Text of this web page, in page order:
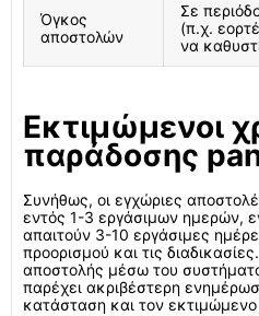
Όγκος
αποστολών
Σε
(π.χ.
να
Εκτιμώμενοι
παράδοσης
Συνήθως, οι εγχώριες
εντός 1-3 εργάσιμων ημερών,
απαιτούν 3-10 εργάσιμες
προορισμού και τις
αποστολής μέσω του
παρέχει ακριβέστερη
κατάσταση και τον